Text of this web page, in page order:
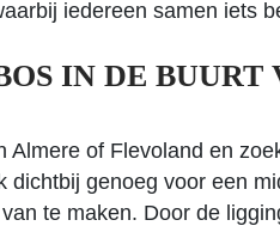
iedereen samen iets
IN DE BUURT
Almere of Flevoland en
dichtbij genoeg voor een
te maken. Door de